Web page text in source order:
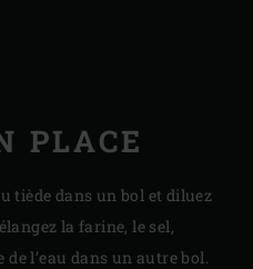
PLACE
tiède dans un bol et diluez
la farine, le sel,
de l’eau dans un autre bol.